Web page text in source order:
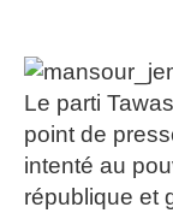
Le parti
point de
intenté au
république et